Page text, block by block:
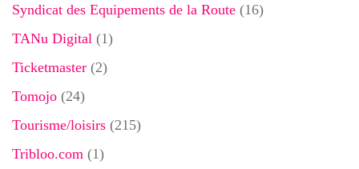
Syndicat des Equipements de la Route (16)
TANu Digital (1)
Ticketmaster (2)
Tomojo (24)
Tourisme/loisirs (215)
Tribloo.com (1)